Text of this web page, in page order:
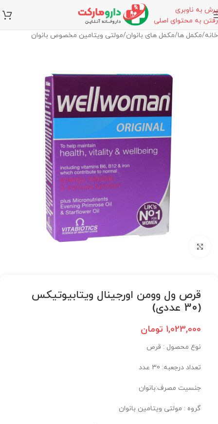
پرش به ناوبری
رفتن به محتوای اصلی
خانه/مکمل ها/مکمل های بانوان/مولتی ویتامین مخصوص بانوان
قرص ول وومن اورجینال ویتابیوتیکس
(30 عددی)
1,023,000 تومان
نوع محصول : قرص
تعداد درجعبه: 30 عدد
جنسیت مصرف:بانوان
گروه : مولتی ویتامین بانوان